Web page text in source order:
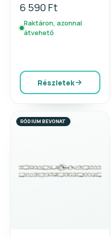
6 590 Ft
Raktáron, azonnal
átvehető
Részletek
RÓDIUM BEVONAT